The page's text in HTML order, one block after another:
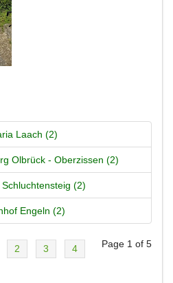
Laach (2)
Olbrück - Oberzissen (2)
(2)
Engeln (2)
Page 1 of 5
2 3 4